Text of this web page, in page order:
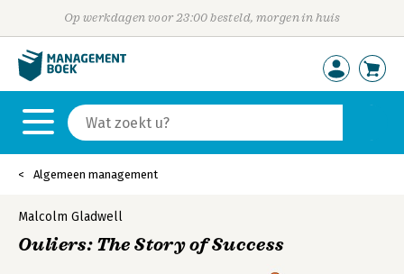
Op werkdagen voor 23:00 besteld, morgen in huis
Algemeen management
Malcolm Gladwell
Ouliers: The Story of Success